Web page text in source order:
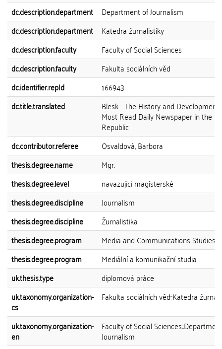
dc.description.department
Department of Journalism
dc.description.department
Katedra žurnalistiky
dc.description.faculty
Faculty of Social Sciences
dc.description.faculty
Fakulta sociálních věd
dc.identifier.repId
166943
dc.title.translated
Blesk - The History and
Most Read Daily Newspaper in the
Republic
dc.contributor.referee
Osvaldová, Barbora
thesis.degree.name
Mgr.
thesis.degree.level
navazující magisterské
thesis.degree.discipline
Journalism
thesis.degree.discipline
Žurnalistika
thesis.degree.program
Media and Communications Studies
thesis.degree.program
Mediální a komunikační studia
uk.thesis.type
diplomová práce
uk.taxonomy.organization-
cs
Fakulta sociálních věd::Katedra
uk.taxonomy.organization-
en
Faculty of Social
Journalism